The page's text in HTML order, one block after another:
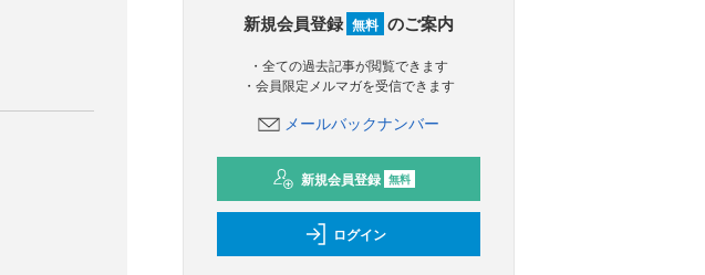
新規会員登録 無料 のご案内
・全ての過去記事が閲覧できます
・会員限定メルマガを受信できます
メールバックナンバー
新規会員登録 無料
ログイン